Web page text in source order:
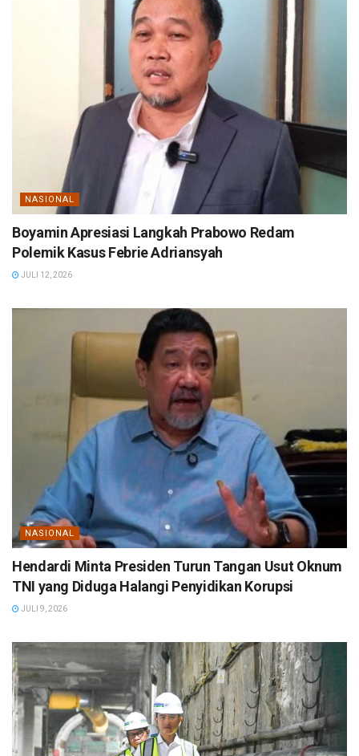
NASIONAL
Boyamin Apresiasi Langkah Prabowo Redam
Polemik Kasus Febrie Adriansyah
JULI 12, 2026
NASIONAL
Hendardi Minta Presiden Turun Tangan Usut Oknum
TNI yang Diduga Halangi Penyidikan Korupsi
JULI 9, 2026